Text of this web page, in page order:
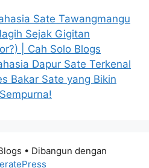
Sate Tawangmangu
Sejak Gigitan
| Cah Solo Blogs
Dapur Sate Terkenal
Bakar Sate yang Bikin
• Dibangun dengan